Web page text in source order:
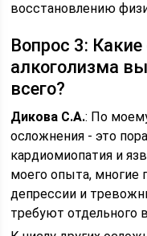
восстановлению
Вопрос 3:
алкоголизма
всего?
Дикова С.А.: По
осложнения - это
кардиомиопатия и
моего опыта, многие
депрессии и
требуют отдельного